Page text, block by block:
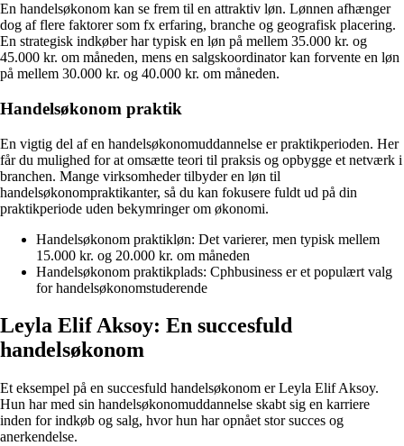
En handelsøkonom kan se frem til en attraktiv løn. Lønnen afhænger
dog af flere faktorer som fx erfaring, branche og geografisk placering.
En strategisk indkøber har typisk en løn på mellem 35.000 kr. og
45.000 kr. om måneden, mens en salgskoordinator kan forvente en løn
på mellem 30.000 kr. og 40.000 kr. om måneden.
Handelsøkonom praktik
En vigtig del af en handelsøkonomuddannelse er praktikperioden. Her
får du mulighed for at omsætte teori til praksis og opbygge et netværk i
branchen. Mange virksomheder tilbyder en løn til
handelsøkonompraktikanter, så du kan fokusere fuldt ud på din
praktikperiode uden bekymringer om økonomi.
Handelsøkonom praktikløn: Det varierer, men typisk mellem
15.000 kr. og 20.000 kr. om måneden
Handelsøkonom praktikplads: Cphbusiness er et populært valg
for handelsøkonomstuderende
Leyla Elif Aksoy: En succesfuld
handelsøkonom
Et eksempel på en succesfuld handelsøkonom er Leyla Elif Aksoy.
Hun har med sin handelsøkonomuddannelse skabt sig en karriere
inden for indkøb og salg, hvor hun har opnået stor succes og
anerkendelse.